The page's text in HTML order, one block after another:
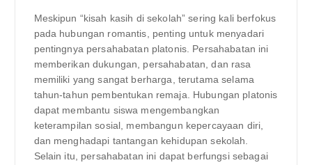
Meskipun “kisah kasih di sekolah” sering kali berfokus
pada hubungan romantis, penting untuk menyadari
pentingnya persahabatan platonis. Persahabatan ini
memberikan dukungan, persahabatan, dan rasa
memiliki yang sangat berharga, terutama selama
tahun-tahun pembentukan remaja. Hubungan platonis
dapat membantu siswa mengembangkan
keterampilan sosial, membangun kepercayaan diri,
dan menghadapi tantangan kehidupan sekolah.
Selain itu, persahabatan ini dapat berfungsi sebagai